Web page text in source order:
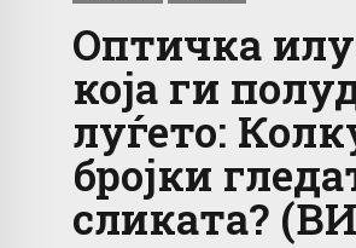
Оптичка
која ги
луѓето:
бројки
сликата?